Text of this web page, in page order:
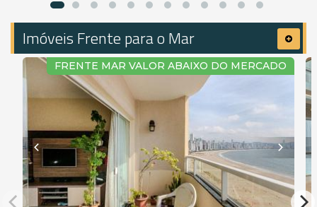
Imóveis Frente para o Mar
FRENTE MAR VALOR ABAIXO DO MERCADO